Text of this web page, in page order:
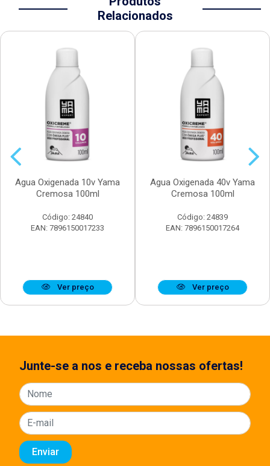
Relacionados
Agua Oxigenada 10v Yama
Cremosa 100ml
Código: 24840
EAN: 7896150017233
Ver preço
Agua Oxigenada 40v Yama
Cremosa 100ml
Código: 24839
EAN: 7896150017264
Ver preço
Junte-se a nos e receba nossas ofertas!